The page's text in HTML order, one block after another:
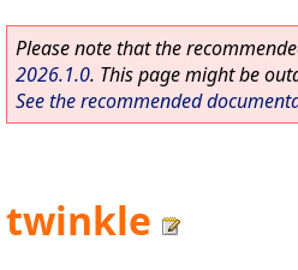
Please note that the
2026.1.0. This page might be
See the recommended
twinkle